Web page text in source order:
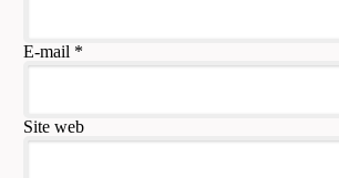
E-mail *
Site web